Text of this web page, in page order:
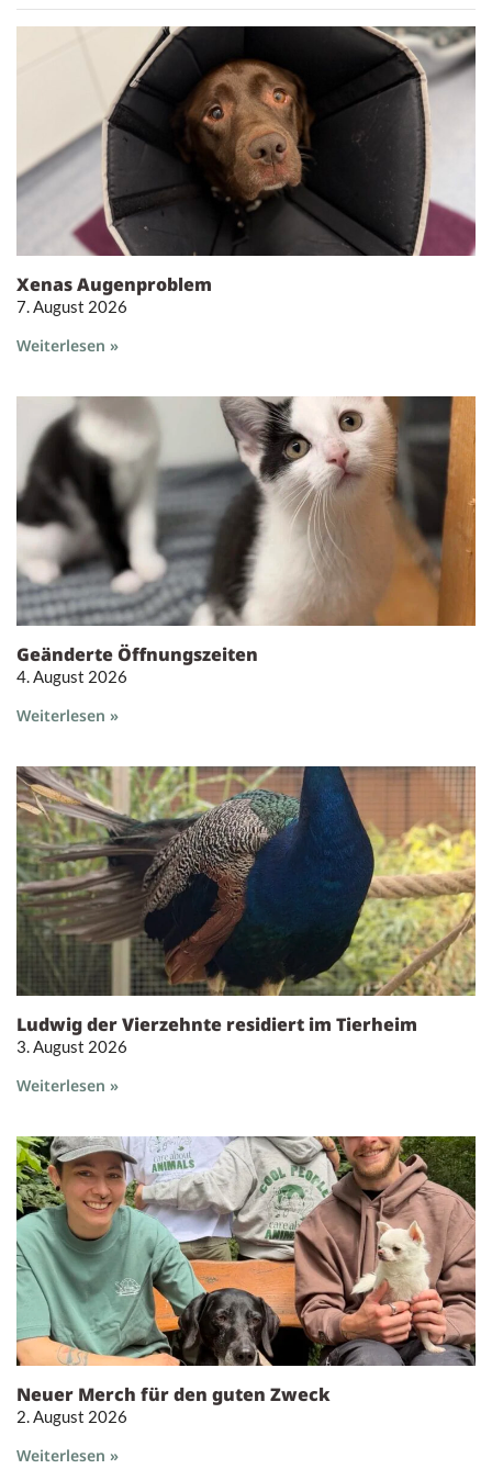
Xenas Augenproblem
7. August 2026
Weiterlesen »
Geänderte Öffnungszeiten
4. August 2026
Weiterlesen »
Ludwig der Vierzehnte residiert im Tierheim
3. August 2026
Weiterlesen »
Neuer Merch für den guten Zweck
2. August 2026
Weiterlesen »